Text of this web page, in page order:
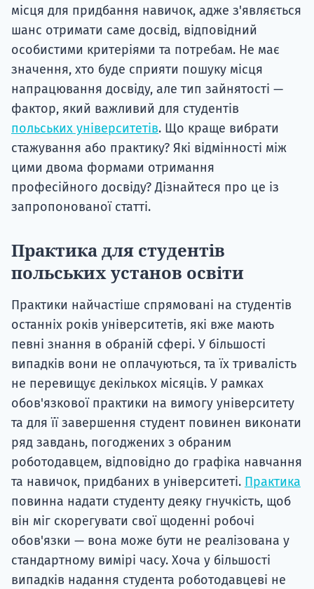
місця для придбання навичок, адже з'являється
шанс отримати саме досвід, відповідний
особистими критеріями та потребам. Не має
значення, хто буде сприяти пошуку місця
напрацювання досвіду, але тип зайнятості —
фактор, який важливий для студентів
польських університетів. Що краще вибрати
стажування або практику? Які відмінності між
цими двома формами отримання
професійного досвіду? Дізнайтеся про це із
запропонованої статті.
Практика для студентів
польських установ освіти
Практики найчастіше спрямовані на студентів
останніх років університетів, які вже мають
певні знання в обраній сфері. У більшості
випадків вони не оплачуються, та їх тривалість
не перевищує декількох місяців. У рамках
обов'язкової практики на вимогу університету
та для її завершення студент повинен виконати
ряд завдань, погоджених з обраним
роботодавцем, відповідно до графіка навчання
та навичок, придбаних в університеті. Практика
повинна надати студенту деяку гнучкість, щоб
він міг скорегувати свої щоденні робочі
обов'язки — вона може бути не реалізована у
стандартному вимірі часу. Хоча у більшості
випадків надання студента роботодавцеві не